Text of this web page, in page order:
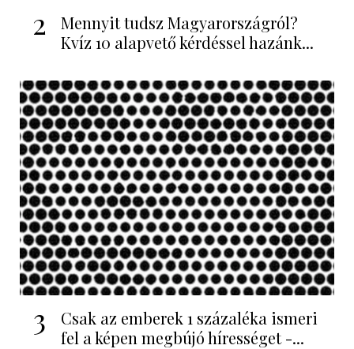
2
Mennyit tudsz Magyarországról?
Kvíz 10 alapvető kérdéssel hazánk...
3
Csak az emberek 1 százaléka ismeri
fel a képen megbújó hírességet -...